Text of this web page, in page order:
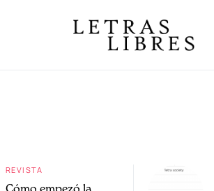
REVISTA
Cómo empezó la